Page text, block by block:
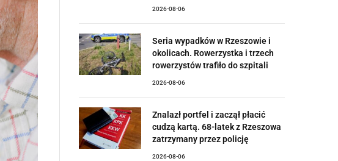
2026-08-06
Seria wypadków w Rzeszowie i
okolicach. Rowerzystka i trzech
rowerzystów trafiło do szpitali
2026-08-06
Znalazł portfel i zaczął płacić
cudzą kartą. 68-latek z Rzeszowa
zatrzymany przez policję
2026-08-06